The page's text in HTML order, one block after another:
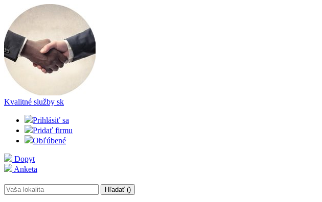
Kvalitné služby sk
Prihlásiť sa
Pridať firmu
Obľúbené
Dopyt
Anketa
Hľadať ()